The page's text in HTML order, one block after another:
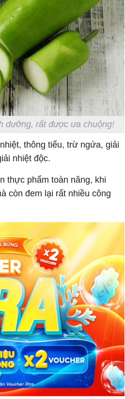
dưỡng, rất được ưa chuộng!
thông tiểu, trừ ngứa, giải
nhiệt độc.
thực phẩm toàn năng, khi
còn đem lại rất nhiều công